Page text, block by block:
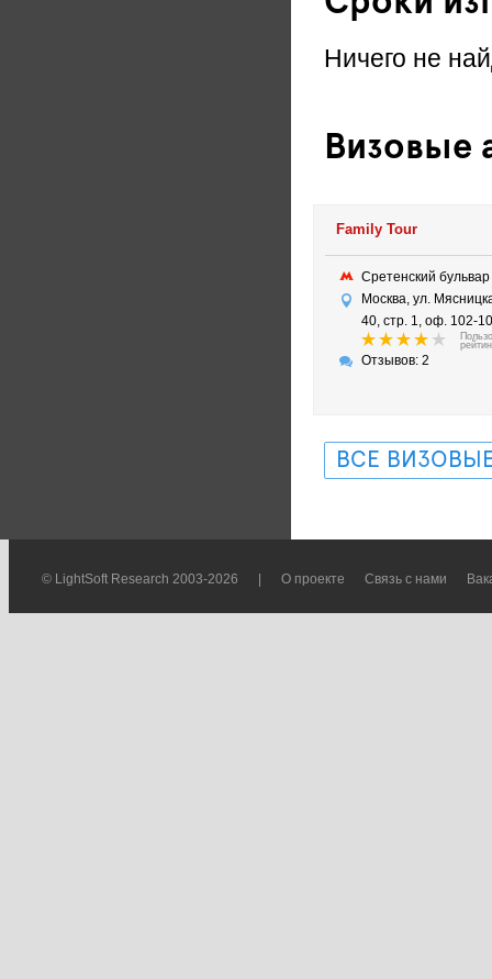
Ничего не
Визовые
Family Tour
Сретенский
Москва, ул.
40, стр. 1, оф. 102-
Отзывов: 2
ВСЕ
© LightSoft Research 2003-2026 О проекте Связь с нами